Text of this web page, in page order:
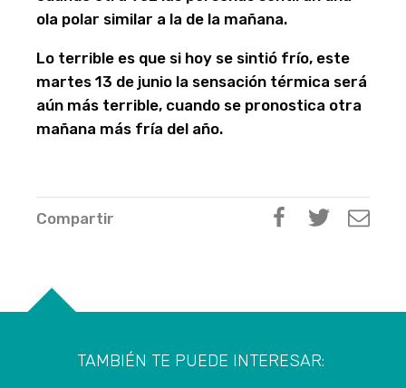
ola polar similar a la de la mañana.
Lo terrible es que si hoy se sintió frío, este
martes 13 de junio la sensación térmica será
aún más terrible, cuando se pronostica otra
mañana más fría del año.
Compartir
TAMBIÉN TE PUEDE INTERESAR: